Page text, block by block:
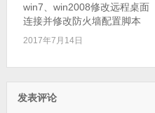
win7、win2008修改远程桌面
连接并修改防火墙配置脚本
2017年7月14日
发表评论